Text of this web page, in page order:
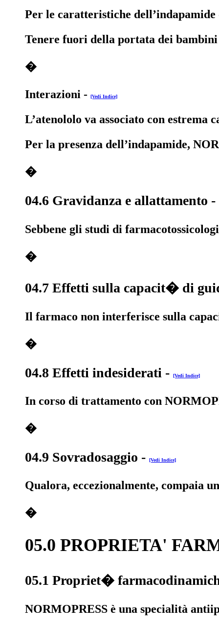
Per le caratteristiche
Tenere fuori della portata dei bambini
�
Interazioni - [Vedi Indice]
L’atenololo va associato con
Per la presenza dell’indapamide,
�
04.6 Gravidanza e allattamento -
Sebbene gli studi di
�
04.7 Effetti sulla capacit� di
Il farmaco non interferisce sulla
�
04.8 Effetti indesiderati - [Vedi Indice]
In corso di trattamento con
�
04.9 Sovradosaggio - [Vedi Indice]
Qualora, eccezionalmente, compaia
�
05.0 PROPRIETA'
05.1 Propriet�
NORMOPRESS è una specialità